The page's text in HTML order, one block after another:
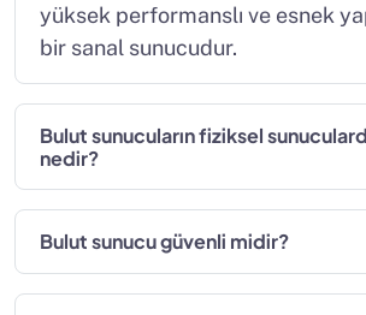
yüksek performanslı ve esnek
bir sanal sunucudur.
Bulut sunucuların fiziksel
nedir?
Bulut sunucu güvenli midir?